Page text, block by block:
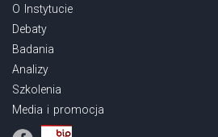
O Instytucie
Debaty
Badania
Analizy
Szkolenia
Media i promocja